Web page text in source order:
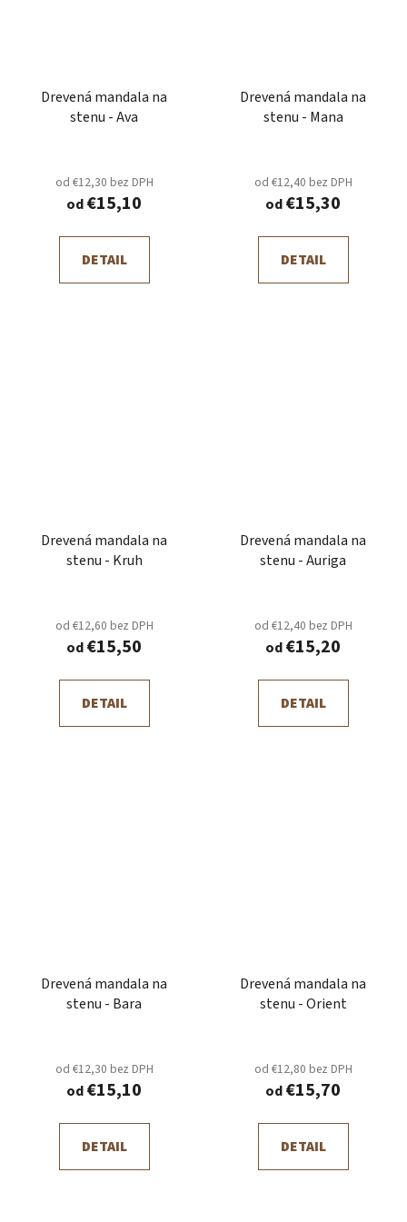
Drevená mandala na
stenu - Ava
od €12,30 bez DPH
od€15,10
DETAIL
Drevená mandala na
stenu - Mana
od €12,40 bez DPH
od€15,30
DETAIL
Drevená mandala na
stenu - Kruh
od €12,60 bez DPH
od€15,50
DETAIL
Drevená mandala na
stenu - Auriga
od €12,40 bez DPH
od€15,20
DETAIL
Drevená mandala na
stenu - Bara
od €12,30 bez DPH
od€15,10
DETAIL
Drevená mandala na
stenu - Orient
od €12,80 bez DPH
od€15,70
DETAIL